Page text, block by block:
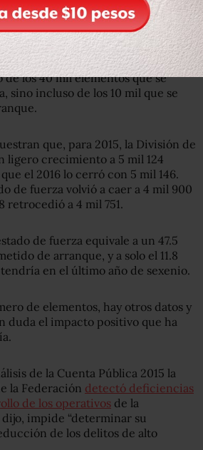
¿y en resultados?
la División de Gendarmería se ha
de los 40 mil elementos que se
sino incluso de los 10 mil que se
que, para 2015, la División de
ligero crecimiento a 5 mil 124
el 2016 lo cerró con 5 mil 146.
de fuerza volvió a caer a 4 mil 900
retrocedió a 4 mil 751.
de fuerza equivale a un 47.5
de arranque, y a solo el 11.8
en el último año de sexenio.
de elementos, hay otros datos y
duda el impacto positivo que ha
de la Cuenta Pública 2015 la
la Federación detectó deficiencias
de los operativos de la
impide “determinar su
de los delitos de alto